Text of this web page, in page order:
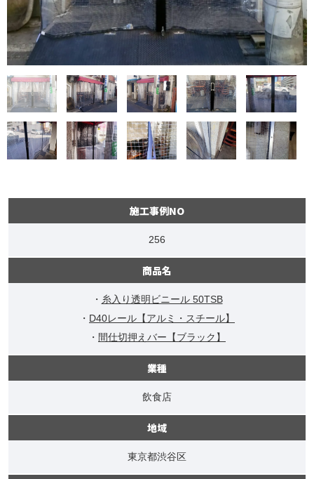
施工事例NO
256
商品名
・ 糸入り透明ビニール 50TSB
・ D40レール【アルミ・スチール】
・ 間仕切押えバー【ブラック】
業種
飲食店
地域
東京都渋谷区